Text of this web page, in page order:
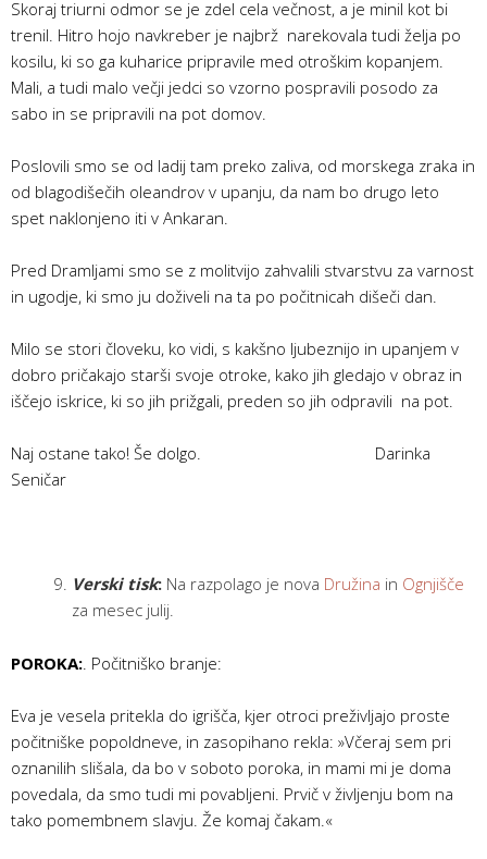
Skoraj triurni odmor se je zdel cela večnost, a je minil kot bi
trenil. Hitro hojo navkreber je najbrž narekovala tudi želja po
kosilu, ki so ga kuharice pripravile med otroškim kopanjem.
Mali, a tudi malo večji jedci so vzorno pospravili posodo za
sabo in se pripravili na pot domov.
Poslovili smo se od ladij tam preko zaliva, od morskega zraka in
od blagodišečih oleandrov v upanju, da nam bo drugo leto
spet naklonjeno iti v Ankaran.
Pred Dramljami smo se z molitvijo zahvalili stvarstvu za varnost
in ugodje, ki smo ju doživeli na ta po počitnicah dišeči dan.
Milo se stori človeku, ko vidi, s kakšno ljubeznijo in upanjem v
dobro pričakajo starši svoje otroke, kako jih gledajo v obraz in
iščejo iskrice, ki so jih prižgali, preden so jih odpravili na pot.
Naj ostane tako! Še dolgo. Darinka
Seničar
Verski tisk: Na razpolago je nova Družina in Ognjišče
za mesec julij.
POROKA: . Počitniško branje:
Eva je vesela pritekla do igrišča, kjer otroci preživljajo proste
počitniške popoldneve, in zasopihano rekla: »Včeraj sem pri
oznanilih slišala, da bo v soboto poroka, in mami mi je doma
povedala, da smo tudi mi povabljeni. Prvič v življenju bom na
tako pomembnem slavju. Že komaj čakam.«